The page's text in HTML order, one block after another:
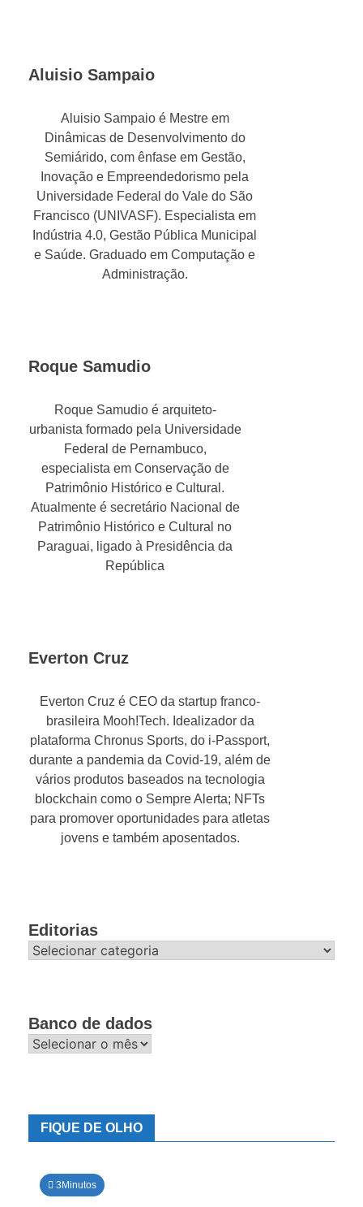
Aluisio Sampaio
Aluisio Sampaio é Mestre em
Dinâmicas de Desenvolvimento do
Semiárido, com ênfase em Gestão,
Inovação e Empreendedorismo pela
Universidade Federal do Vale do São
Francisco (UNIVASF). Especialista em
Indústria 4.0, Gestão Pública Municipal
e Saúde. Graduado em Computação e
Administração.
Roque Samudio
Roque Samudio é arquiteto-
urbanista formado pela Universidade
Federal de Pernambuco,
especialista em Conservação de
Patrimônio Histórico e Cultural.
Atualmente é secretário Nacional de
Patrimônio Histórico e Cultural no
Paraguai, ligado à Presidência da
República
Everton Cruz
Everton Cruz é CEO da startup franco-
brasileira Mooh!Tech. Idealizador da
plataforma Chronus Sports, do i-Passport,
durante a pandemia da Covid-19, além de
vários produtos baseados na tecnologia
blockchain como o Sempre Alerta; NFTs
para promover oportunidades para atletas
jovens e também aposentados.
Editorias
Editorias
Banco de dados
Banco
FIQUE DE OLHO
3Minutos